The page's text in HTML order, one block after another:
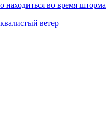
находиться во время шторма
ветер